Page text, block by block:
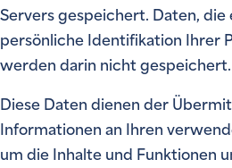
Servers gespeichert. Daten,
persönliche Identifikation Ihrer
werden darin nicht gespeichert.
Diese Daten dienen der
Informationen an Ihren
um die Inhalte und Funktionen